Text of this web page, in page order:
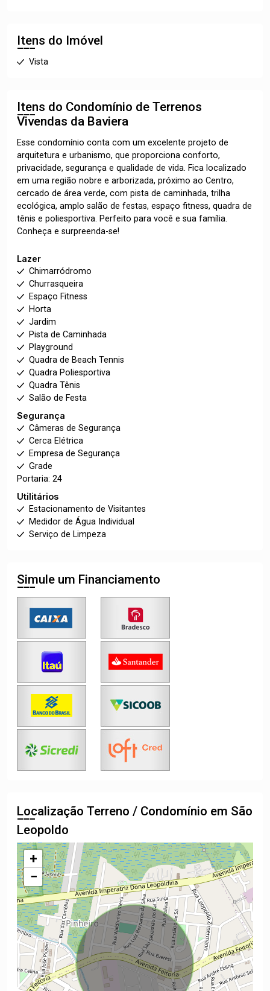
Itens do Imóvel
Vista
Itens do Condomínio de Terrenos
Vivendas da Baviera
Esse condomínio conta com um excelente projeto de
arquitetura e urbanismo, que proporciona conforto,
privacidade, segurança e qualidade de vida. Fica localizado
em uma região nobre e arborizada, próximo ao Centro,
cercado de área verde, com pista de caminhada, trilha
ecológica, amplo salão de festas, espaço fitness, quadra de
tênis e poliesportiva. Perfeito para você e sua família.
Conheça e surpreenda-se!
Lazer
Chimarródromo
Churrasqueira
Espaço Fitness
Horta
Jardim
Pista de Caminhada
Playground
Quadra de Beach Tennis
Quadra Poliesportiva
Quadra Tênis
Salão de Festa
Segurança
Câmeras de Segurança
Cerca Elétrica
Empresa de Segurança
Grade
Portaria: 24
Utilitários
Estacionamento de Visitantes
Medidor de Água Individual
Serviço de Limpeza
Simule um Financiamento
Localização Terreno / Condomínio em São
Leopoldo
+
−